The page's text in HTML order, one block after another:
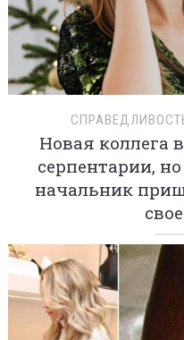
Новая коллега
серпентарии,
начальник